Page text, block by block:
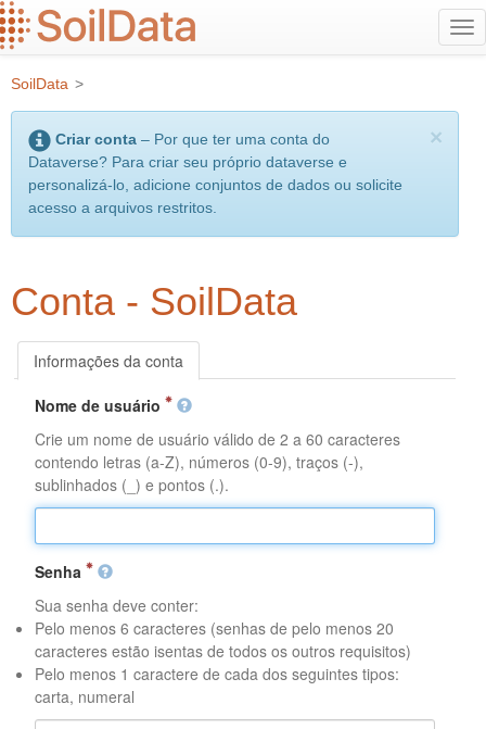
Ir
para
conteúdo
principal
SoilData >
×
Criar conta – Por que ter uma conta do
Dataverse? Para criar seu próprio dataverse e
personalizá-lo, adicione conjuntos de dados ou solicite
acesso a arquivos restritos.
Conta - SoilData
Informações da conta
Nome de usuário
Crie um nome de usuário válido de 2 a 60 caracteres
contendo letras (a-Z), números (0-9), traços (-),
sublinhados (_) e pontos (.).
Senha
Sua senha deve conter:
Pelo menos 6 caracteres (senhas de pelo menos 20
caracteres estão isentas de todos os outros requisitos)
Pelo menos 1 caractere de cada dos seguintes tipos:
carta, numeral